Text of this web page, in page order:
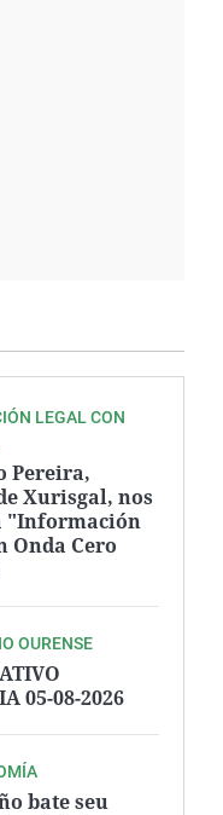
LEGAL CON
Pereira,
Xurisgal, nos
"Información
Onda Cero
OURENSE
05-08-2026
bate seu